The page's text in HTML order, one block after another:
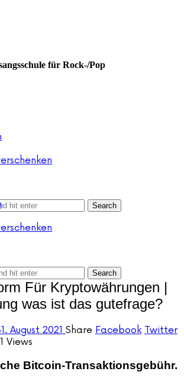
für Rock-/Pop
Für Kryptowährungen |
was ist das gutefrage?
August 2021 Share Facebook Twitter
Views
Bitcoin-Transaktionsgebühr.